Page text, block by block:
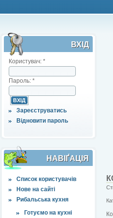
ВХІД
Користувач: *
Пароль: *
Зареєструватись
Відновити пароль
НАВІҐАЦІЯ
Список користувачів
Нове на сайті
Рибальська кухня
Готуємо на кухні